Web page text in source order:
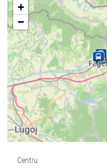
+
−
Centru